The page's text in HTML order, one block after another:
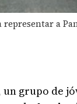
a
un grupo de